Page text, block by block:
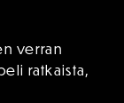
verran
ratkaista,